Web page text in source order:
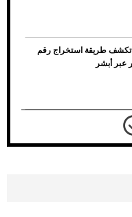
للقميص
تكشف طريقة استخراج رقم
عبر أبشر
من تعرضه لحادث مروع.. جوشوا
بـ"الضربة القاضية" (فيديو)